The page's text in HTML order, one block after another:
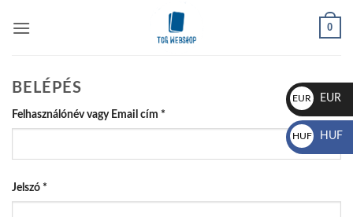
0
BELÉPÉS
Felhasználónév vagy Email cím *
Jelszó *
EUR
€
EUR
HUF
Ft
HUF